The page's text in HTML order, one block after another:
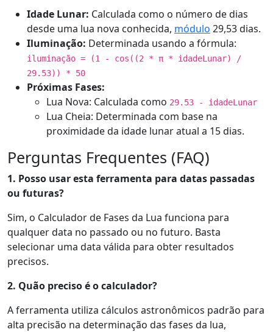
Idade Lunar: Calculada como o número de dias
desde uma lua nova conhecida, módulo 29,53 dias.
Iluminação: Determinada usando a fórmula:
iluminação = (1 - cos((2 * π * idadeLunar) /
29.53)) * 50
Próximas Fases:
Lua Nova: Calculada como 29.53 - idadeLunar
Lua Cheia: Determinada com base na
proximidade da idade lunar atual a 15 dias.
Perguntas Frequentes (FAQ)
1. Posso usar esta ferramenta para datas passadas
ou futuras?
Sim, o Calculador de Fases da Lua funciona para
qualquer data no passado ou no futuro. Basta
selecionar uma data válida para obter resultados
precisos.
2. Quão preciso é o calculador?
A ferramenta utiliza cálculos astronômicos padrão para
alta precisão na determinação das fases da lua,